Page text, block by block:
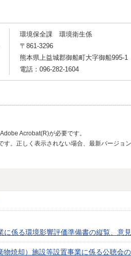
環境保全課 環境衛生係
〒861-3296
熊本県上益城郡御船町大字御船995-1
電話：096-282-1604
Acrobat(R)が必要です。
。正しく表示されない場合、最新バージョン
係る環境影響評価準備書の縦覧、意
焼却）施設等設置事業に係る公聴会